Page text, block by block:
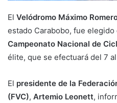
El Velódromo Máximo
estado Carabobo, fue elegido
Campeonato Nacional de
élite, que se efectuará del 7
El presidente de la
(FVC), Artemio Leonett,